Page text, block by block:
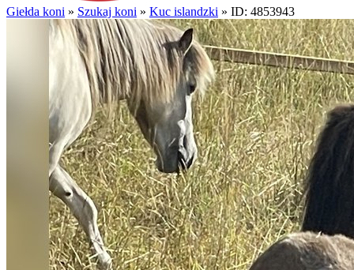
Giełda koni » Szukaj koni » Kuc islandzki » ID: 4853943